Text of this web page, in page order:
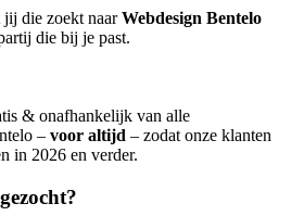
jij die zoekt naarWebdesign Bentelo
die bij je past.
& onafhankelijk van alle
– voor altijd – zodat onze klanten
in 2026 en verder.